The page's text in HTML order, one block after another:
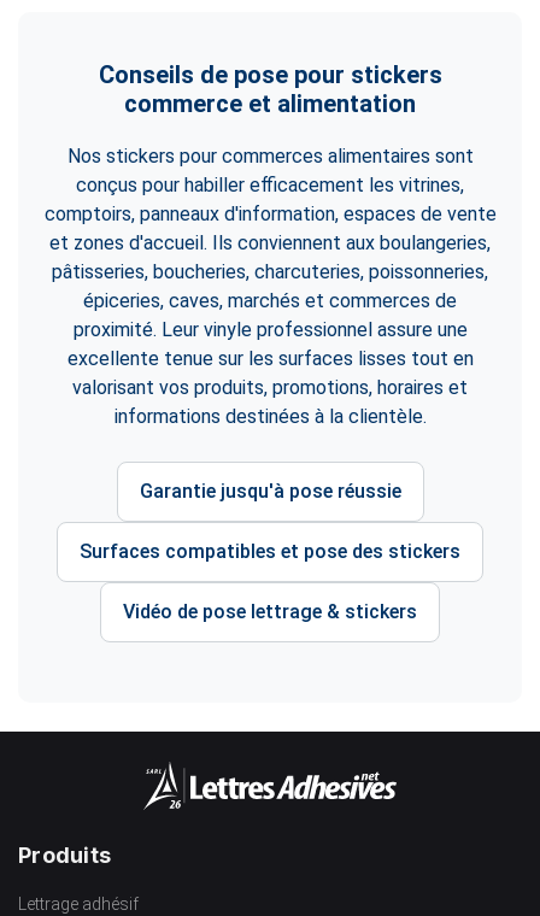
Conseils de pose pour stickers
commerce et alimentation
Nos stickers pour commerces alimentaires sont
conçus pour habiller efficacement les vitrines,
comptoirs, panneaux d'information, espaces de vente
et zones d'accueil. Ils conviennent aux boulangeries,
pâtisseries, boucheries, charcuteries, poissonneries,
épiceries, caves, marchés et commerces de
proximité. Leur vinyle professionnel assure une
excellente tenue sur les surfaces lisses tout en
valorisant vos produits, promotions, horaires et
informations destinées à la clientèle.
Garantie jusqu'à pose réussie
Surfaces compatibles et pose des stickers
Vidéo de pose lettrage & stickers
Produits
Lettrage adhésif